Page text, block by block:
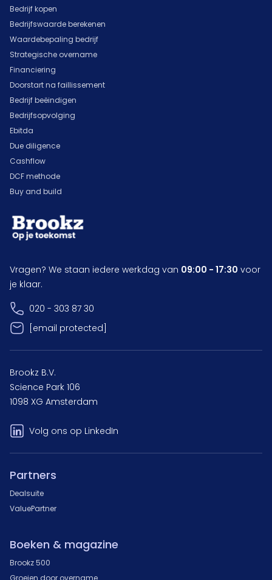
Bedrijf kopen
Bedrijfswaarde berekenen
Waardebepaling bedrijf
Strategische overname
Financiering
Doorstart na faillissement
Bedrijf beëindigen
Bedrijfsopvolging
Ebitda
Due diligence
Cashflow
DCF methode
Buy and build
Vragen? We staan iedere werkdag van 09:00 - 17:30 voor
je klaar.
020 - 303 87 30
[email protected]
Brookz B.V.
Science Park 106
1098 XG Amsterdam
Volg ons op LinkedIn
Partners
Dealsuite
ValuePartner
Boeken & magazine
Brookz 500